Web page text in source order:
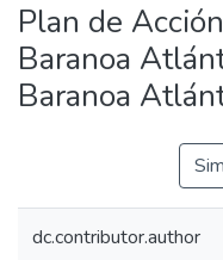
Plan de
Baranoa
Baranoa
dc.contributor.author